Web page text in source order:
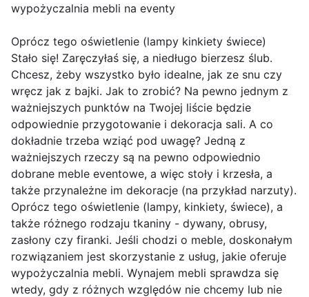
wypożyczalnia mebli na eventy
Oprócz tego oświetlenie (lampy kinkiety świece)
Stało się! Zaręczyłaś się, a niedługo bierzesz ślub.
Chcesz, żeby wszystko było idealne, jak ze snu czy
wręcz jak z bajki. Jak to zrobić? Na pewno jednym z
ważniejszych punktów na Twojej liście będzie
odpowiednie przygotowanie i dekoracja sali. A co
dokładnie trzeba wziąć pod uwagę? Jedną z
ważniejszych rzeczy są na pewno odpowiednio
dobrane meble eventowe, a więc stoły i krzesła, a
także przynależne im dekoracje (na przykład narzuty).
Oprócz tego oświetlenie (lampy, kinkiety, świece), a
także różnego rodzaju tkaniny - dywany, obrusy,
zasłony czy firanki. Jeśli chodzi o meble, doskonałym
rozwiązaniem jest skorzystanie z usług, jakie oferuje
wypożyczalnia mebli. Wynajem mebli sprawdza się
wtedy, gdy z różnych względów nie chcemy lub nie